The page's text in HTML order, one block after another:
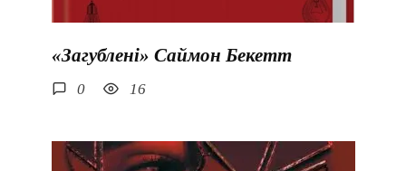
«Загублені» Саймон Бекетт
0 16